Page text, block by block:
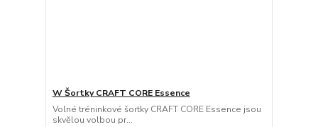
W Šortky CRAFT CORE Essence
Volné tréninkové šortky CRAFT CORE Essence jsou
skvělou volbou pr...